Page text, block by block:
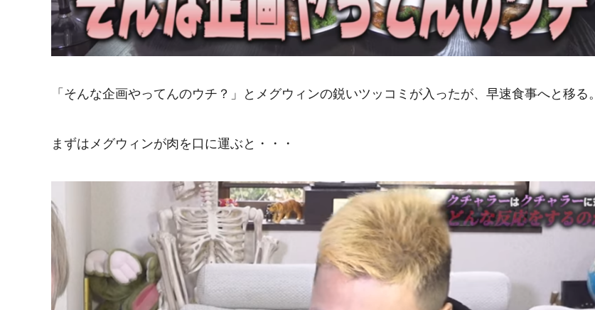
「そんな企画やってんのウチ？」とメグウィンの鋭いツッコミが入ったが、早速食事へと移る。
まずはメグウィンが肉を口に運ぶと・・・